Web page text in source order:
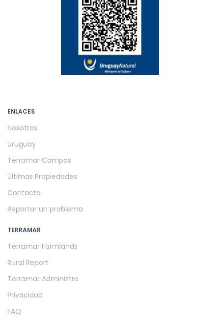
ENLACES
Nosotros
Uruguay
Terramar Campos
Últimas Propiedades
Contacto
Reportar un problema
TERRAMAR
Terramar Farmlands
Rural Report
Terramar Administra
Privacidad
FAQ